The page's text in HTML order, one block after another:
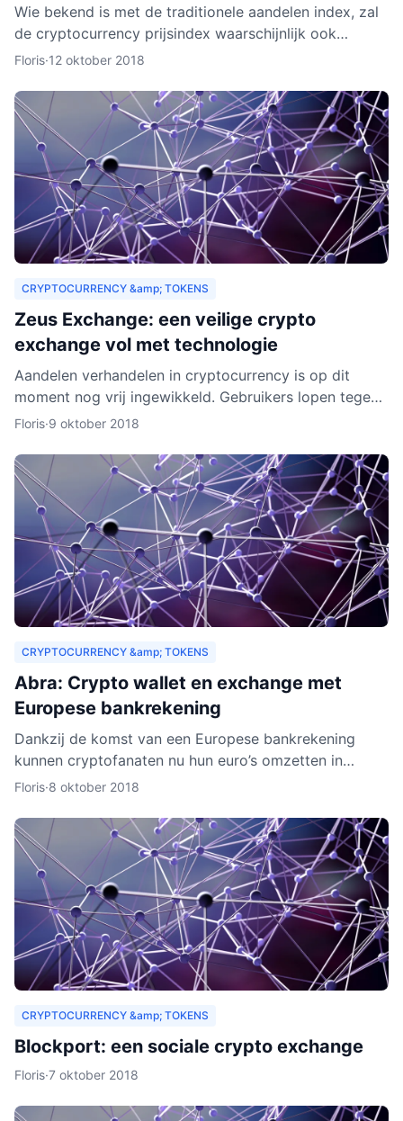
Wie bekend is met de traditionele aandelen index, zal
de cryptocurrency prijsindex waarschijnlijk ook
interessant vinden. In dit artikel behandelen we hoe
Floris·12 oktober 2018
CRYPTOCURRENCY &amp; TOKENS
Zeus Exchange: een veilige crypto
exchange vol met technologie
Aandelen verhandelen in cryptocurrency is op dit
moment nog vrij ingewikkeld. Gebruikers lopen tegen
drempels aan. Er gelden bijvoorbeeld strenge regels,
Floris·9 oktober 2018
CRYPTOCURRENCY &amp; TOKENS
Abra: Crypto wallet en exchange met
Europese bankrekening
Dankzij de komst van een Europese bankrekening
kunnen cryptofanaten nu hun euro’s omzetten in
cryptogeld. Hiervoor hoeft alleen geld gestort te
Floris·8 oktober 2018
CRYPTOCURRENCY &amp; TOKENS
Blockport: een sociale crypto exchange
Floris·7 oktober 2018